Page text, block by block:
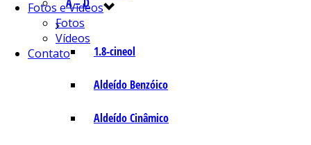
1.8-cineol
Aldeído Benzóico
Aldeído Cinâmico
Fotos e Vídeos
Fotos
Vídeos
Contato